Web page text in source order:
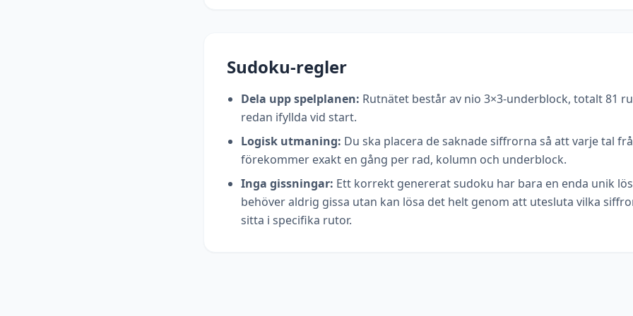
Sudoku-regler
Dela upp spelplanen: Rutnätet består av nio 3×3-underblock, totalt 81
redan ifyllda vid start.
Logisk utmaning: Du ska placera de saknade siffrorna så att varje tal
förekommer exakt en gång per rad, kolumn och underblock.
Inga gissningar: Ett korrekt genererat sudoku har bara en enda unik
behöver aldrig gissa utan kan lösa det helt genom att utesluta vilka
sitta i specifika rutor.